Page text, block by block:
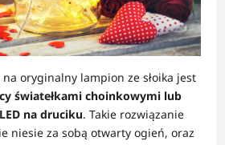
na oryginalny lampion ze słoika jest
światełkami choinkowymi lub
na druciku. Takie rozwiązanie
niesie za sobą otwarty ogień, oraz